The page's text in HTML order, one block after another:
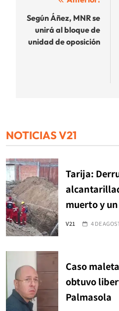
de
entradas
Según Áñez, MNR se
unirá al bloque de
unidad de oposición
NOTICIAS V21
Tarija:
muerto y
V21 4 DE
Caso
obtuvo
Palmasola